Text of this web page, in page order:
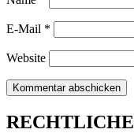
E-Mail *
Website